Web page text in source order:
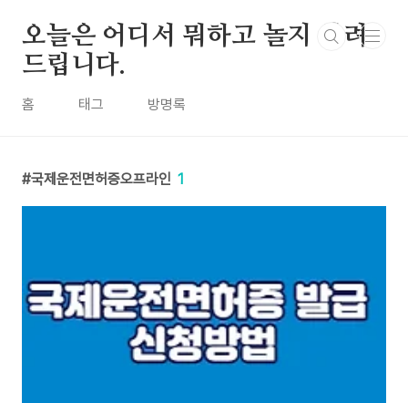
오늘은 어디서 뭐하고 놀지 알려
드립니다.
홈 태그 방명록
국제운전면허증오프라인 1